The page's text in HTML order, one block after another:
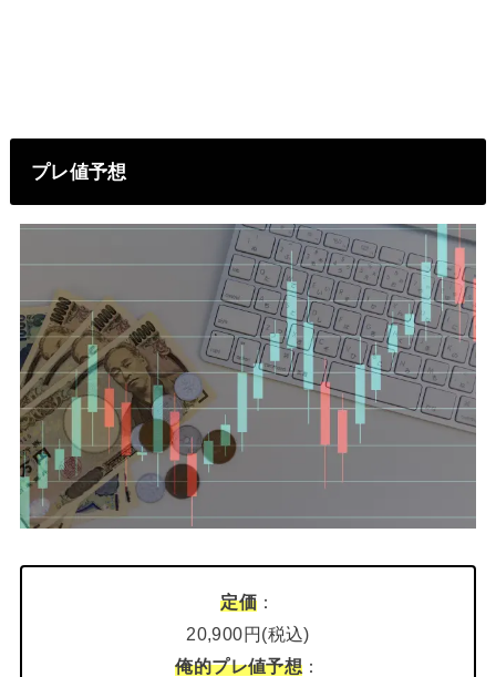
プレ値予想
定価 ：
20,900円(税込)
俺的プレ値予想 ：